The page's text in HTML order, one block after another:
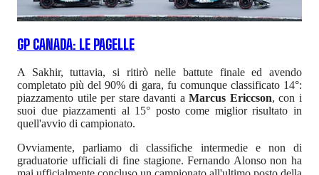
GP CANADA: LE PAGELLE
A Sakhir, tuttavia, si ritirò nelle battute finale ed avendo
completato più del 90% di gara, fu comunque classificato 14°:
piazzamento utile per stare davanti aMarcus Ericcson, con i
suoi due piazzamenti al 15° posto come miglior risultato in
quell'avvio di campionato.
Ovviamente, parliamo di classifiche intermedie e non di
graduatorie ufficiali di fine stagione. Fernando Alonso non ha